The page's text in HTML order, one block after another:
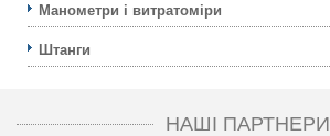
Манометри і витратоміри
Штанги
НАШІ ПАРТНЕРИ